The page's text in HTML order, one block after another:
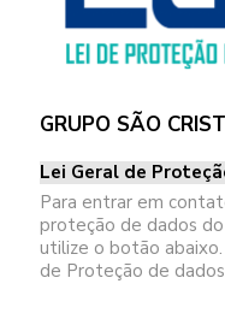
GRUPO SÃO
Lei Geral de
Para entrar em
proteção de dados
utilize o botão
de Proteção de